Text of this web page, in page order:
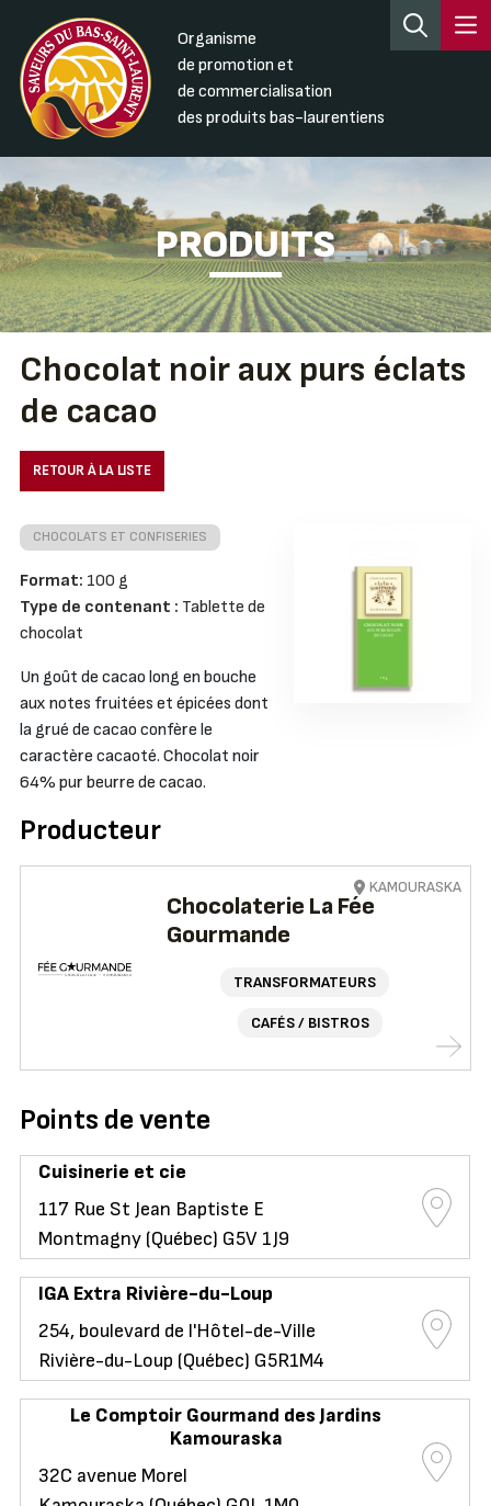
Organisme
de promotion et
de commercialisation
des produits bas-laurentiens
PRODUITS
Chocolat noir aux purs éclats
de cacao
RETOUR À LA LISTE
CHOCOLATS ET CONFISERIES
Format: 100 g
Type de contenant : Tablette de
chocolat
Un goût de cacao long en bouche
aux notes fruitées et épicées dont
la grué de cacao confère le
caractère cacaoté. Chocolat noir
64% pur beurre de cacao.
Producteur
Chocolaterie La Fée
Gourmande
TRANSFORMATEURS
CAFÉS / BISTROS
KAMOURASKA
Points de vente
Cuisinerie et cie
117 Rue St Jean Baptiste E
Montmagny (Québec) G5V 1J9
IGA Extra Rivière-du-Loup
254, boulevard de l'Hôtel-de-Ville
Rivière-du-Loup (Québec) G5R1M4
Le Comptoir Gourmand des Jardins
Kamouraska
32C avenue Morel